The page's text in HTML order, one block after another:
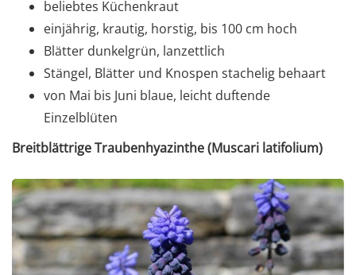
beliebtes Küchenkraut
einjährig, krautig, horstig, bis 100 cm hoch
Blätter dunkelgrün, lanzettlich
Stängel, Blätter und Knospen stachelig behaart
von Mai bis Juni blaue, leicht duftende
Einzelblüten
Breitblättrige Traubenhyazinthe (Muscari latifolium)